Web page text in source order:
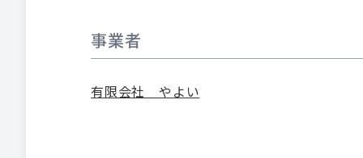
事業者
有限会社 やよい